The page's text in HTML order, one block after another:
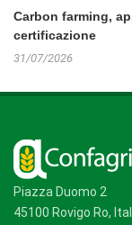
Carbon farming,
certificazione
31/07/2026
Piazza Duomo 2
45100 Rovigo Ro,